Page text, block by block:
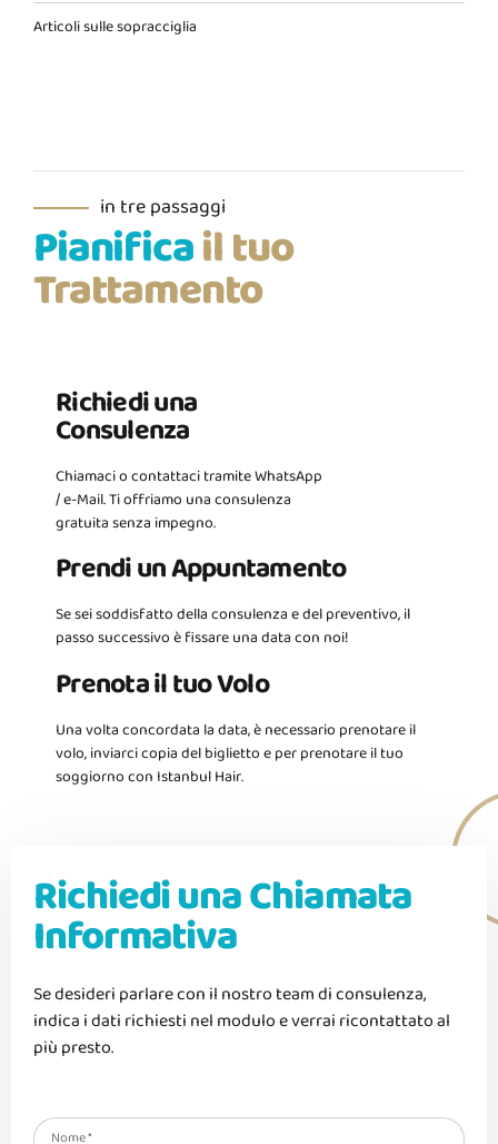
Articoli sulle sopracciglia
in tre passaggi
Pianificail tuo
Trattamento
Richiedi una
Consulenza
Chiamaci o contattaci tramite WhatsApp
/ e-Mail. Ti offriamo una consulenza
gratuita senza impegno.
Prendi un Appuntamento
Se sei soddisfatto della consulenza e del preventivo, il
passo successivo è fissare una data con noi!
Prenota il tuo Volo
Una volta concordata la data, è necessario prenotare il
volo, inviarci copia del biglietto e per prenotare il tuo
soggiorno con Istanbul Hair.
Richiedi una Chiamata
Informativa
Se desideri parlare con il nostro team di consulenza,
indica i dati richiesti nel modulo e verrai ricontattato al
più presto.